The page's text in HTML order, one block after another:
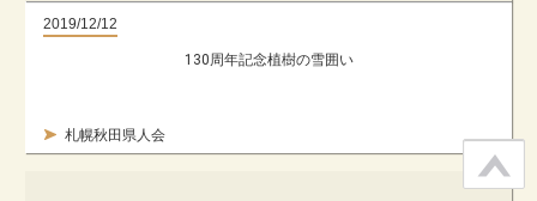
2019/12/12
札幌秋田県人会
130周年記念植樹の雪囲い